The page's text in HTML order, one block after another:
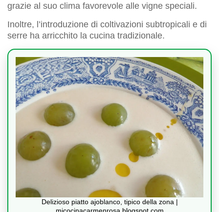
grazie al suo clima favorevole alle vigne speciali.
Inoltre, l’introduzione di coltivazioni subtropicali e di
serre ha arricchito la cucina tradizionale.
Delizioso piatto ajoblanco, tipico della zona |